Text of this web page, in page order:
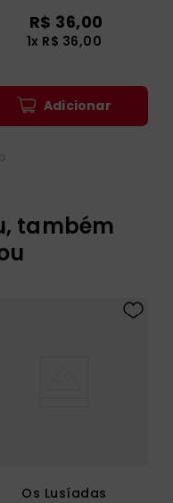
R$ 36,00
1x R$ 36,00
Adicionar
também
Os Lusíadas